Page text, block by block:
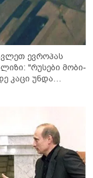
ევროპას
"რუსები მობი­
კაცი უნდა